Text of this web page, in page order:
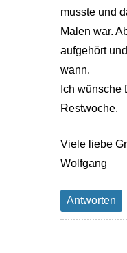
musste und
Malen war.
aufgehört
wann.
Ich wünsche
Restwoche.
Viele liebe
Wolfgang
Antworten